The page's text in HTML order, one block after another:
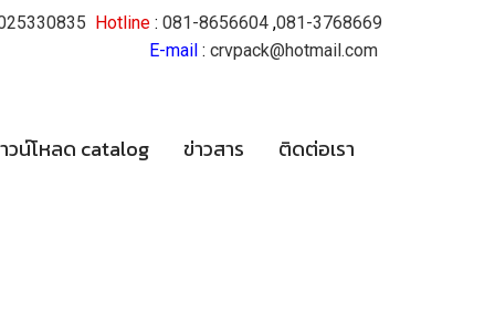
Hotline : 081-8656604 ,081-3768669
E-mail : crvpack@hotmail.com
วน์โหลด catalog ข่าวสาร ติดต่อเรา